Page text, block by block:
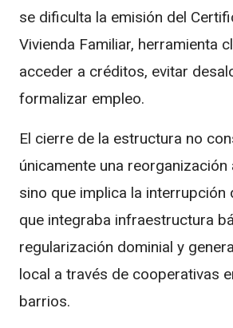
se dificulta la emisión del
Vivienda Familiar, herramienta
acceder a créditos, evitar
formalizar empleo.
El cierre de la estructura no
únicamente una reorganización
sino que implica la interrupción
que integraba infraestructura
regularización dominial y
local a través de cooperativas
barrios.